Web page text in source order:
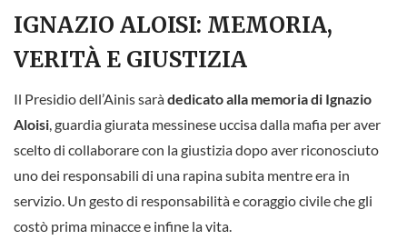
IGNAZIO ALOISI: MEMORIA,
VERITÀ E GIUSTIZIA
Il Presidio dell’Ainis saràdedicato alla memoria di Ignazio
Aloisi, guardia giurata messinese uccisa dalla mafia per aver
scelto di collaborare con la giustizia dopo aver riconosciuto
uno dei responsabili di una rapina subita mentre era in
servizio. Un gesto di responsabilità e coraggio civile che gli
costò prima minacce e infine la vita.